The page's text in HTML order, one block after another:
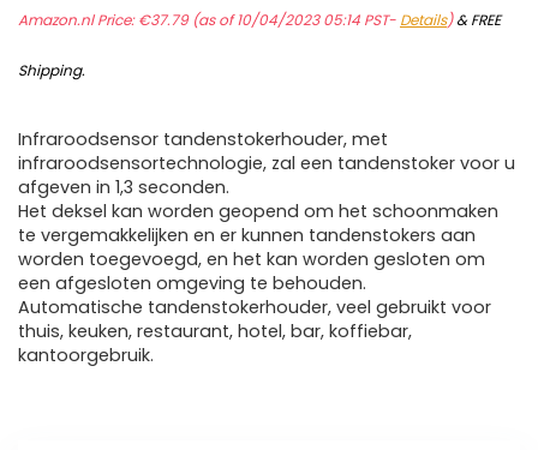
Amazon.nl Price:€37.79(as of 10/04/2023 05:14 PST- Details)&FREE
Shipping.
Infraroodsensor tandenstokerhouder, met
infraroodsensortechnologie, zal een tandenstoker voor u
afgeven in 1,3 seconden.
Het deksel kan worden geopend om het schoonmaken
te vergemakkelijken en er kunnen tandenstokers aan
worden toegevoegd, en het kan worden gesloten om
een ​​afgesloten omgeving te behouden.
Automatische tandenstokerhouder, veel gebruikt voor
thuis, keuken, restaurant, hotel, bar, koffiebar,
kantoorgebruik.